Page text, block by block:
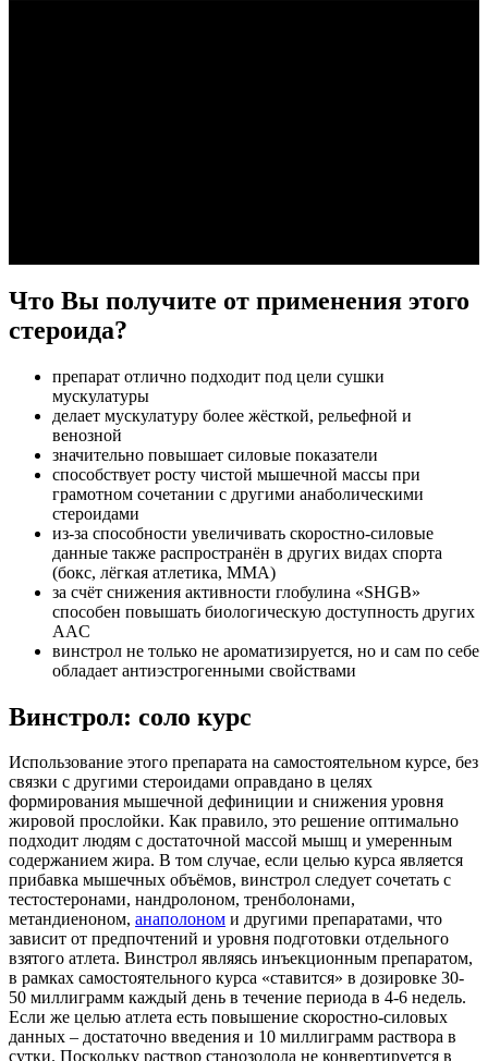
Что Вы получите от применения этого
стероида?
препарат отлично подходит под цели сушки
мускулатуры
делает мускулатуру более жёсткой, рельефной и
венозной
значительно повышает силовые показатели
способствует росту чистой мышечной массы при
грамотном сочетании с другими анаболическими
стероидами
из-за способности увеличивать скоростно-силовые
данные также распространён в других видах спорта
(бокс, лёгкая атлетика, MMA)
за счёт снижения активности глобулина «SHGB»
способен повышать биологическую доступность других
AAC
винстрол не только не ароматизируется, но и сам по себе
обладает антиэстрогенными свойствами
Винстрол: соло курс
Использование этого препарата на самостоятельном курсе, без
связки с другими стероидами оправдано в целях
формирования мышечной дефиниции и снижения уровня
жировой прослойки. Как правило, это решение оптимально
подходит людям с достаточной массой мышц и умеренным
содержанием жира. В том случае, если целью курса является
прибавка мышечных объёмов, винстрол следует сочетать с
тестостеронами, нандролоном, тренболонами,
метандиеноном, анаполоном и другими препаратами, что
зависит от предпочтений и уровня подготовки отдельного
взятого атлета. Винстрол являясь инъекционным препаратом,
в рамках самостоятельного курса «ставится» в дозировке 30-
50 миллиграмм каждый день в течение периода в 4-6 недель.
Если же целью атлета есть повышение скоростно-силовых
данных – достаточно введения и 10 миллиграмм раствора в
сутки. Поскольку раствор станозолола не конвертируется в